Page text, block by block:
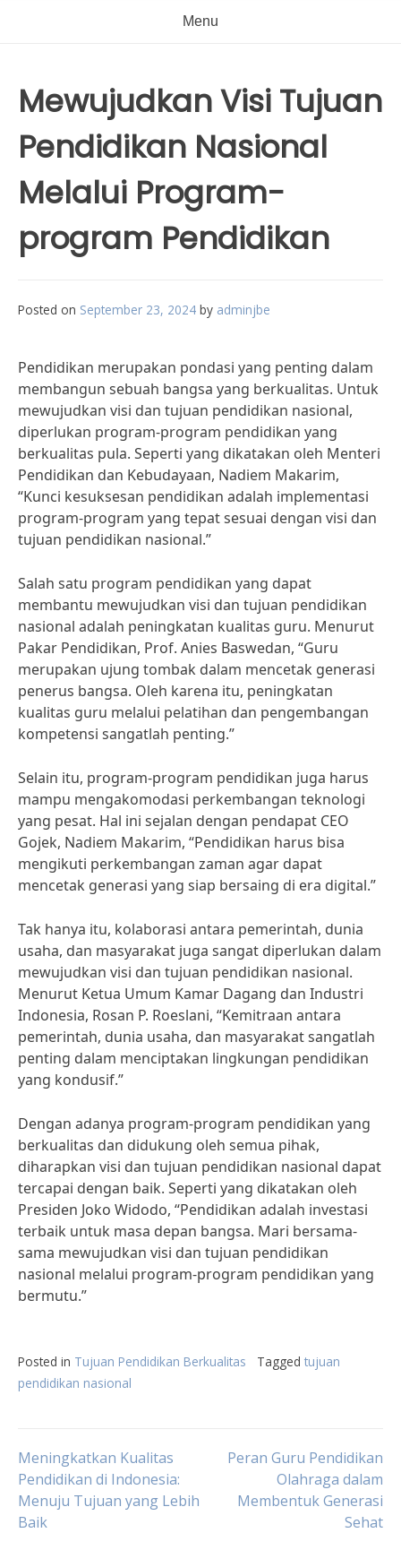
Menu
Mewujudkan Visi Tujuan
Pendidikan Nasional
Melalui Program-
program Pendidikan
Posted on September 23, 2024 by adminjbe
Pendidikan merupakan pondasi yang penting dalam
membangun sebuah bangsa yang berkualitas. Untuk
mewujudkan visi dan tujuan pendidikan nasional,
diperlukan program-program pendidikan yang
berkualitas pula. Seperti yang dikatakan oleh Menteri
Pendidikan dan Kebudayaan, Nadiem Makarim,
“Kunci kesuksesan pendidikan adalah implementasi
program-program yang tepat sesuai dengan visi dan
tujuan pendidikan nasional.”
Salah satu program pendidikan yang dapat
membantu mewujudkan visi dan tujuan pendidikan
nasional adalah peningkatan kualitas guru. Menurut
Pakar Pendidikan, Prof. Anies Baswedan, “Guru
merupakan ujung tombak dalam mencetak generasi
penerus bangsa. Oleh karena itu, peningkatan
kualitas guru melalui pelatihan dan pengembangan
kompetensi sangatlah penting.”
Selain itu, program-program pendidikan juga harus
mampu mengakomodasi perkembangan teknologi
yang pesat. Hal ini sejalan dengan pendapat CEO
Gojek, Nadiem Makarim, “Pendidikan harus bisa
mengikuti perkembangan zaman agar dapat
mencetak generasi yang siap bersaing di era digital.”
Tak hanya itu, kolaborasi antara pemerintah, dunia
usaha, dan masyarakat juga sangat diperlukan dalam
mewujudkan visi dan tujuan pendidikan nasional.
Menurut Ketua Umum Kamar Dagang dan Industri
Indonesia, Rosan P. Roeslani, “Kemitraan antara
pemerintah, dunia usaha, dan masyarakat sangatlah
penting dalam menciptakan lingkungan pendidikan
yang kondusif.”
Dengan adanya program-program pendidikan yang
berkualitas dan didukung oleh semua pihak,
diharapkan visi dan tujuan pendidikan nasional dapat
tercapai dengan baik. Seperti yang dikatakan oleh
Presiden Joko Widodo, “Pendidikan adalah investasi
terbaik untuk masa depan bangsa. Mari bersama-
sama mewujudkan visi dan tujuan pendidikan
nasional melalui program-program pendidikan yang
bermutu.”
Posted in Tujuan Pendidikan Berkualitas Tagged tujuan
pendidikan nasional
Post
navigation
Meningkatkan Kualitas
Pendidikan di Indonesia:
Menuju Tujuan yang Lebih
Baik
Peran Guru Pendidikan
Olahraga dalam
Membentuk Generasi
Sehat